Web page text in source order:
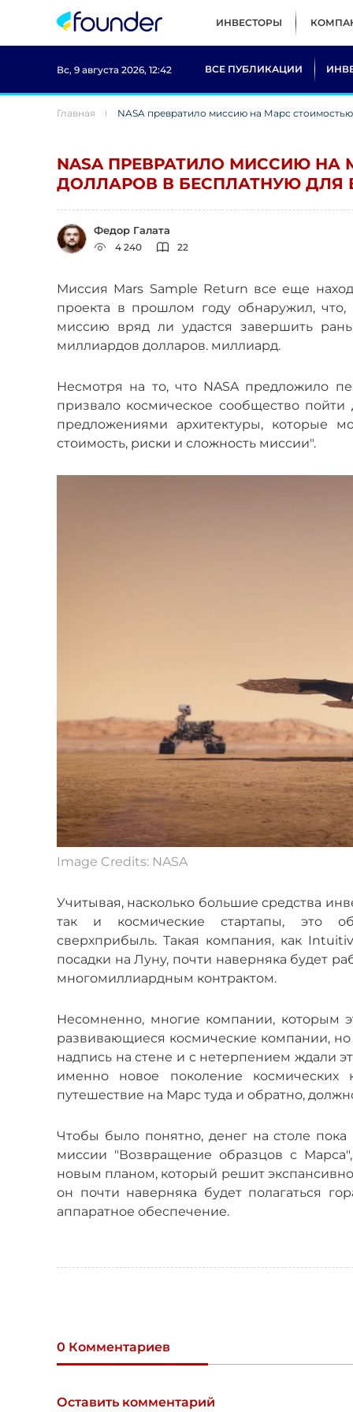
ИНВЕСТОРЫ
Вс, 9 августа 2026, 12:42 ВСЕ ПУБЛИКАЦИИ
Главная NASA превратило миссию на Марс
NASA ПРЕВРАТИЛО МИССИЮ
ДОЛЛАРОВ В БЕСПЛАТНУЮ ДЛЯ
Федор Галата
4 240 22
Миссия Mars Sample Return все еще
проекта в прошлом году обнаружил,
миссию вряд ли удастся завершить
миллиардов долларов. миллиард.
Несмотря на то, что NASA предложило
призвало космическое сообщество
предложениями архитектуры, которые
стоимость, риски и сложность миссии".
Image Credits: NASA
Учитывая, насколько большие средства
так и космические стартапы, это
сверхприбыль. Такая компания, как
посадки на Луну, почти наверняка будет
многомиллиардным контрактом.
Несомненно, многие компании, которым
развивающиеся космические компании,
надпись на стене и с нетерпением ждали
именно новое поколение космических
путешествие на Марс туда и обратно,
Чтобы было понятно, денег на столе
миссии "Возвращение образцов с
новым планом, который решит
он почти наверняка будет полагаться
аппаратное обеспечение.
0 Комментариев
Оставить комментарий